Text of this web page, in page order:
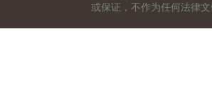
或保证，不作为任何法律文